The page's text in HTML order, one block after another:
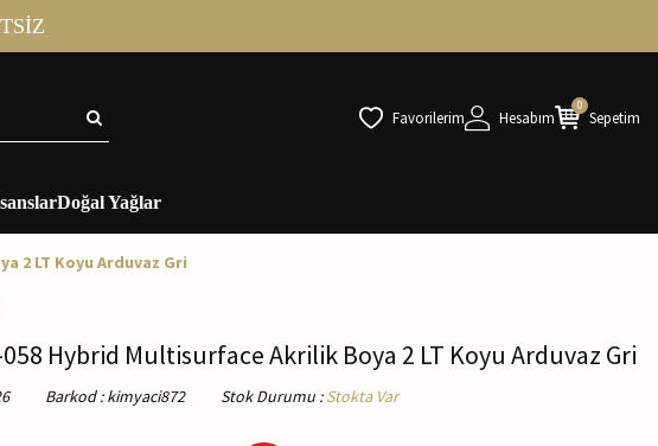
Favorilerim Hesabım
0
Sepetim
Doğal Yağlar
2 LT Koyu Arduvaz Gri
Hybrid Multisurface Akrilik Boya 2 LT Koyu Arduvaz Gri
Barkod : kimyaci872 Stok Durumu : Stokta Var